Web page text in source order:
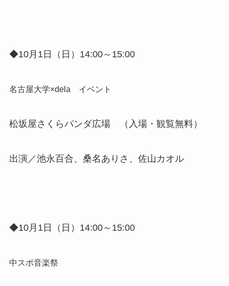
◆10月1日（日）14:00～15:00
名古屋大学×dela イベント
松坂屋さくらパンダ広場 （入場・観覧無料）
出演／池永百合、桑名ありさ、佐山カオル
◆10月1日（日）14:00～15:00
中スポ音楽祭